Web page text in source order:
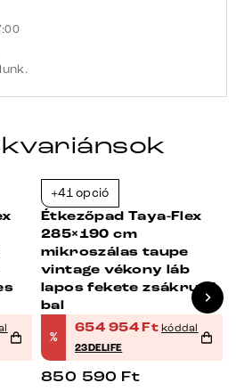
+41 opció
Étkezőpad Taya-Flex
285×190 cm
mikroszálas taupe
vintage vékony láb
lapos fekete zsákrugó
bal
%
654 954Ft kóddal
23DELIFE
850 590 Ft